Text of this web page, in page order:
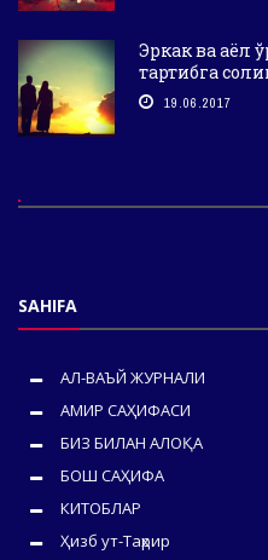
Эркак ва аёл
тартибга
19.06.2017
SAHIFA
АЛ-ВАЪЙ ЖУРНАЛИ
АМИР САҲИФАСИ
БИЗ БИЛАН АЛОҚА
БОШ САҲИФА
КИТОБЛАР
Ҳизб ут-Таҳрир